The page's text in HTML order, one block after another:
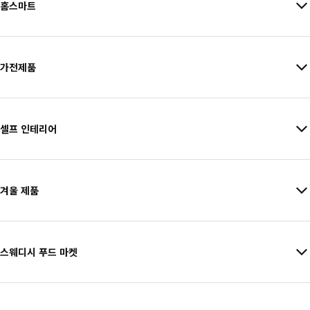
홈스마트
가전제품
셀프 인테리어
겨울 제품
스웨디시 푸드 마켓